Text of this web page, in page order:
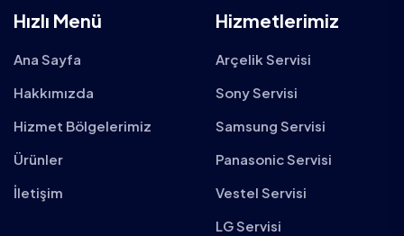
Hızlı Menü
Ana Sayfa
Hakkımızda
Hizmet Bölgelerimiz
Ürünler
İletişim
Hizmetlerimiz
Arçelik Servisi
Sony Servisi
Samsung Servisi
Panasonic Servisi
Vestel Servisi
LG Servisi